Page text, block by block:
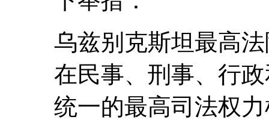
乌兹别克斯坦最高
在民事、刑事、行
统一的最高司法权